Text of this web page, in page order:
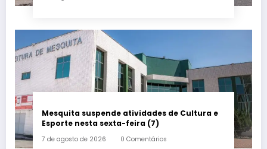
Mesquita suspende atividades de Cultura e
Esporte nesta sexta-feira (7)
7 de agosto de 2026 0 Comentários